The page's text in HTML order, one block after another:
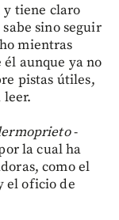
y tiene claro
sino seguir
mientras
él aunque ya no
pistas útiles,
leer.
-
la cual ha
como el
el oficio de